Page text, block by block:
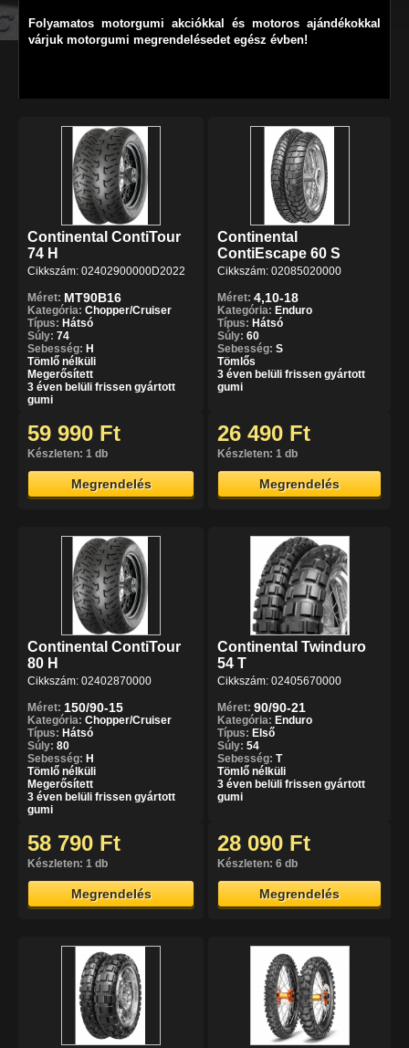
Folyamatos motorgumi akciókkal és motoros ajándékokkal
várjuk motorgumi megrendelésedet egész évben!
Continental ContiTour
74 H
Cikkszám: 02402900000D2022
Méret: MT90B16
Kategória: Chopper/Cruiser
Típus: Hátsó
Súly: 74
Sebesség: H
Tömlő nélküli
Megerősített
3 éven belüli frissen gyártott
gumi
Continental
ContiEscape 60 S
Cikkszám: 02085020000
Méret: 4,10-18
Kategória: Enduro
Típus: Hátsó
Súly: 60
Sebesség: S
Tömlős
3 éven belüli frissen gyártott
gumi
59 990 Ft
Készleten: 1 db
Megrendelés
26 490 Ft
Készleten: 1 db
Megrendelés
Continental ContiTour
80 H
Cikkszám: 02402870000
Méret: 150/90-15
Kategória: Chopper/Cruiser
Típus: Hátsó
Súly: 80
Sebesség: H
Tömlő nélküli
Megerősített
3 éven belüli frissen gyártott
gumi
Continental Twinduro
54 T
Cikkszám: 02405670000
Méret: 90/90-21
Kategória: Enduro
Típus: Első
Súly: 54
Sebesség: T
Tömlő nélküli
3 éven belüli frissen gyártott
gumi
58 790 Ft
Készleten: 1 db
Megrendelés
28 090 Ft
Készleten: 6 db
Megrendelés